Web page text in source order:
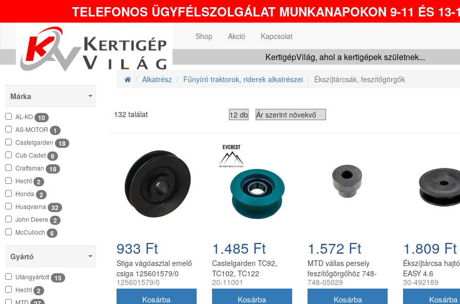
TELEFONOS ÜGYFÉLSZOLGÁLAT MUNKANAPOKON 9-11 ÉS
Shop Akció Kapcsolat
KertigépVilág, ahol a kertigépek születnek...
Márka
AL-KO 10
AS-MOTOR 1
Castelgarden 18
Cub Cadet 9
Craftsman 18
Hecht 2
Honda 2
Husqvarna 32
John Deere 2
McCulloch 6
MTD 49
Murray
Partner 4
3
Gyártó
Utángyártott 15
Hecht 2
MTD
Alkatrész Fűnyíró traktorok, riderek alkatrészei Ékszíjtárcsák, feszítőgörgők
132 találat
933 Ft
Stiga vágóasztal emelő
csiga 125601579/0
125601579/0
1.485 Ft
Castelgarden TC92,
TC102, TC122
ékszíjtárcsa 50mm
20-11001
1.572 Ft
MTD vállas persely
feszítőgörgőhöz 748-
05029A
748-05029
1.809 Ft
Ékszíjtárcsa
EASY 4.6
30-492189